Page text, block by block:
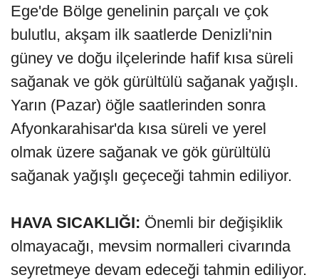
Ege'de Bölge genelinin parçalı ve çok
bulutlu, akşam ilk saatlerde Denizli'nin
güney ve doğu ilçelerinde hafif kısa süreli
sağanak ve gök gürültülü sağanak yağışlı.
Yarın (Pazar) öğle saatlerinden sonra
Afyonkarahisar'da kısa süreli ve yerel
olmak üzere sağanak ve gök gürültülü
sağanak yağışlı geçeceği tahmin ediliyor.
HAVA SICAKLIĞI: Önemli bir değişiklik
olmayacağı, mevsim normalleri civarında
seyretmeye devam edeceği tahmin ediliyor.